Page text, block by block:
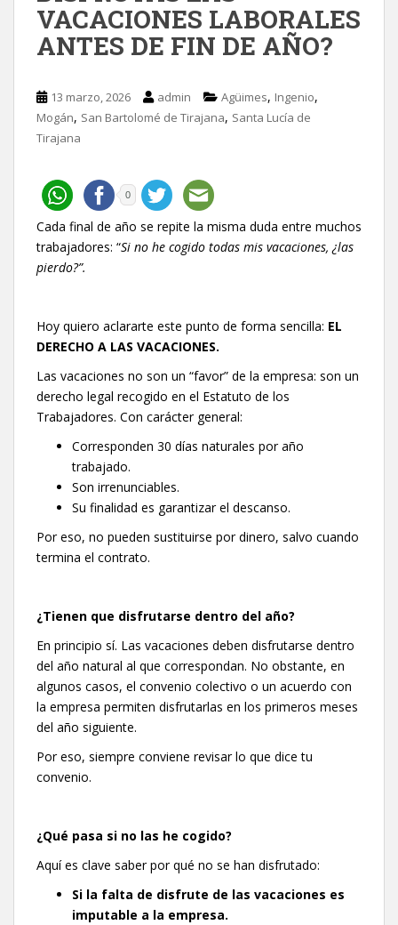
VACACIONES LABORALES
ANTES DE FIN DE AÑO?
13 marzo, 2026 admin Agüimes, Ingenio,
Mogán, San Bartolomé de Tirajana, Santa Lucía de
Tirajana
0
Cada final de año se repite la misma duda entre muchos
trabajadores: “Si no he cogido todas mis vacaciones, ¿las
pierdo?”.
Hoy quiero aclararte este punto de forma sencilla: EL
DERECHO A LAS VACACIONES.
Las vacaciones no son un “favor” de la empresa: son un
derecho legal recogido en el Estatuto de los
Trabajadores. Con carácter general:
Corresponden 30 días naturales por año
trabajado.
Son irrenunciables.
Su finalidad es garantizar el descanso.
Por eso, no pueden sustituirse por dinero, salvo cuando
termina el contrato.
¿Tienen que disfrutarse dentro del año?
En principio sí. Las vacaciones deben disfrutarse dentro
del año natural al que correspondan. No obstante, en
algunos casos, el convenio colectivo o un acuerdo con
la empresa permiten disfrutarlas en los primeros meses
del año siguiente.
Por eso, siempre conviene revisar lo que dice tu
convenio.
¿Qué pasa si no las he cogido?
Aquí es clave saber por qué no se han disfrutado:
Si la falta de disfrute de las vacaciones es
imputable a la empresa.